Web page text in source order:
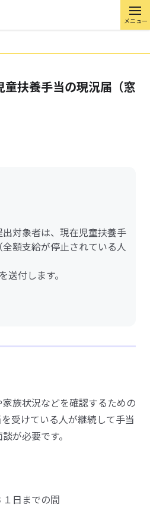
メニュー
童扶養手当の現況届（窓
対象者は、現在児童扶養手
額支給が停止されている人
送付します。
族状況などを確認するための
受けている人が継続して手当
が必要です。
日までの間